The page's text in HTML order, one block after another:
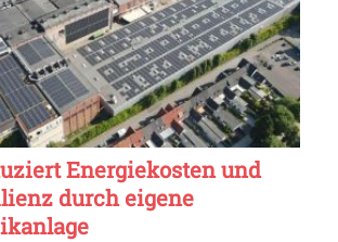
Energiekosten und
durch eigene